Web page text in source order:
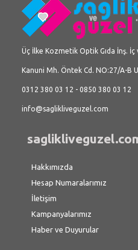
Üç İlke Kozmetik Optik Gıda İnş. İç
Kanuni Mh. Öntek Cd. NO:27/A-B
0312 380 03 12 - 0850 380 03 12
info@saglikliveguzel.com
Hakkımızda
Hesap Numaralarımız
İletişim
Kampanyalarımız
Haber ve Duyurular